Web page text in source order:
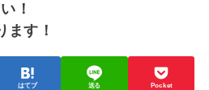
！
ます！
はてブ 送る Pocket